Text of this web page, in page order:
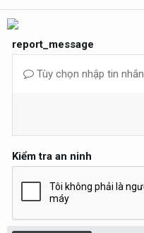
report_message
Tùy chọn nhập tin
Kiểm tra an ninh